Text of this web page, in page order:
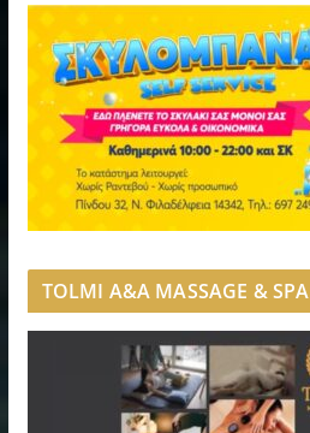
TOLMI A&A MASSAGE & SPA